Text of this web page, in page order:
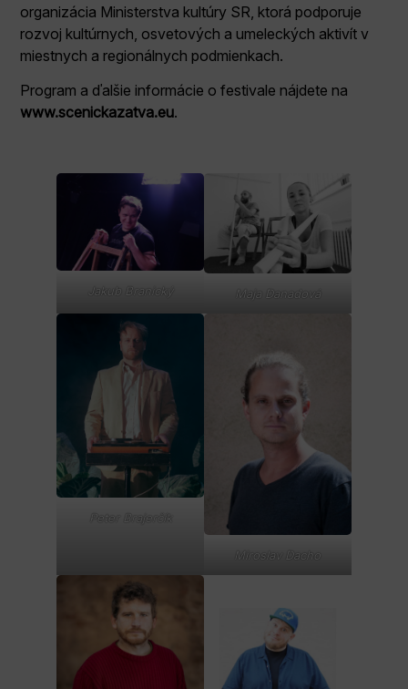
organizácia Ministerstva kultúry SR, ktorá podporuje
rozvoj kultúrnych, osvetových a umeleckých aktivít v
miestnych a regionálnych podmienkach.
Program a ďalšie informácie o festivale nájdete na
www.scenickazatva.eu.
Jakub Branický Maja Danadová
Peter Brajerčík
Miroslav Dacho